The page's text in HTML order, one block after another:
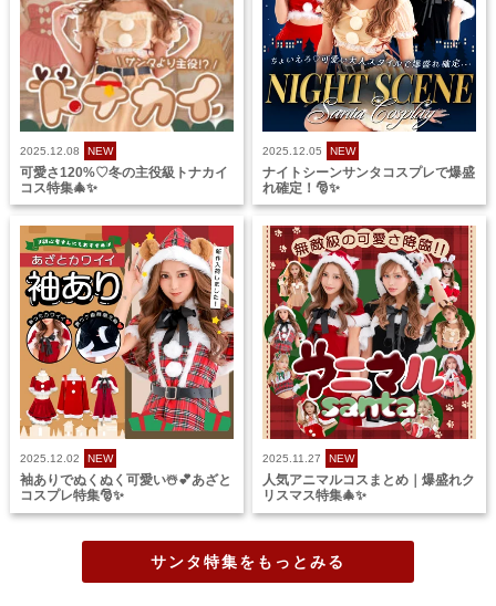
2025.12.08 NEW
可愛さ120%♡冬の主役級トナカイ
コス特集🎄✨
2025.12.05 NEW
ナイトシーンサンタコスプレで爆盛
れ確定！🎅✨
2025.12.02 NEW
袖ありでぬくぬく可愛い☃️💕あざと
コスプレ特集🎅✨
2025.11.27 NEW
人気アニマルコスまとめ｜爆盛れク
リスマス特集🎄✨
サンタ特集をもっとみる